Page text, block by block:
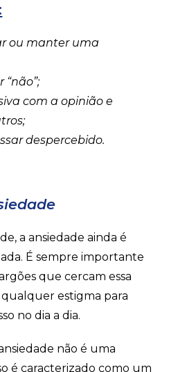
ou manter uma
com a opinião e
despercebido.
a ansiedade ainda é
É sempre importante
que cercam essa
qualquer estigma para
no dia a dia.
não é uma
é caracterizado como um